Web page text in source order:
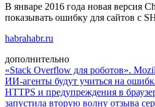
В январе 2016 года новая версия
показывать ошибку для сайтов с
habrahabr.ru
дополнительно
«Stack Overflow для роботов».
ИИ-агенты будут учиться на
HTTPS и предупреждения в
запустила вторую волну отзыва